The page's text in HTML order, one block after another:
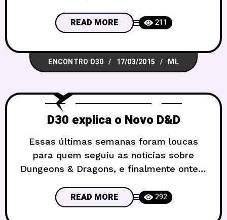
encontro encerrou os trabalhos de 2014,
foi no final de novembro, e juntou mais
de 200 fãs de RPG. A primeira coisa a
dizer é que
READ MORE 211
ENCONTRO D30 17/03/2015 ML
D30 explica o Novo D&D
Essas últimas semanas foram loucas
para quem seguiu as notícias sobre
Dungeons & Dragons, e finalmente ontem
lançamento do D&D Básico. Mas não se
enganem, nos próximos dias vamos ver
READ MORE 292